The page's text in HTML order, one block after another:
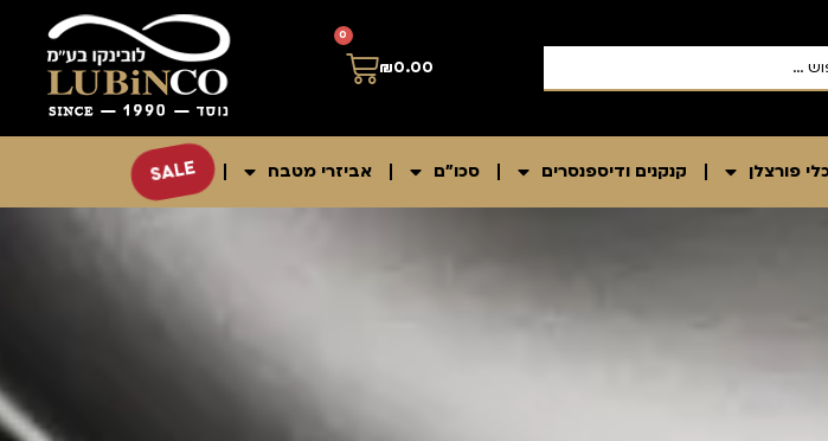
₪0.00
0
פורצלן קנקנים ודיספנסרים סכו"ם אביזרי מטבח SALE